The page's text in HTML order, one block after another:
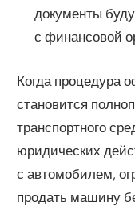
документы
с финансовой
Когда процедура
становится
транспортного
юридических
с автомобилем,
продать машину